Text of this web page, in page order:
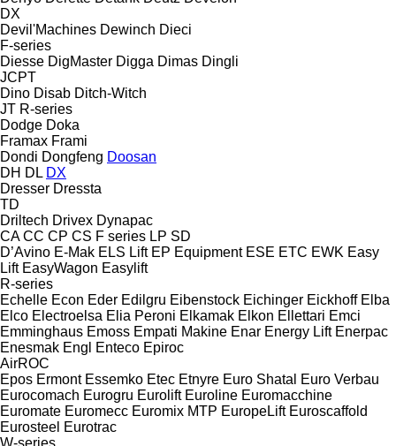
DX
Devil'Machines Dewinch Dieci
F-series
Diesse DigMaster Digga Dimas Dingli
JCPT
Dino Disab Ditch-Witch
JT R-series
Dodge Doka
Framax Frami
Dondi Dongfeng Doosan
DH DL DX
Dresser Dressta
TD
Driltech Drivex Dynapac
CA CC CP CS F series LP SD
D’Avino E-Mak ELS Lift EP Equipment ESE ETC EWK Easy
Lift EasyWagon Easylift
R-series
Echelle Econ Eder Edilgru Eibenstock Eichinger Eickhoff Elba
Elco Electroelsa Elia Peroni Elkamak Elkon Ellettari Emci
Emminghaus Emoss Empati Makine Enar Energy Lift Enerpac
Enesmak Engl Enteco Epiroc
AirROC
Epos Ermont Essemko Etec Etnyre Euro Shatal
Euro Verbau
Eurocomach Eurogru Eurolift Euroline Euromacchine
Euromate Euromecc Euromix MTP EuropeLift Euroscaffold
Eurosteel Eurotrac
W-series